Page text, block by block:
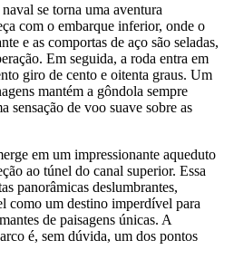
se torna uma aventura
com o embarque inferior, onde o
e as comportas de aço são seladas,
Em seguida, a roda entra em
giro de cento e oitenta graus. Um
mantém a gôndola sempre
sensação de voo suave sobre as
em um impressionante aqueduto
ao túnel do canal superior. Essa
panorâmicas deslumbrantes,
como um destino imperdível para
de paisagens únicas. A
é, sem dúvida, um dos pontos